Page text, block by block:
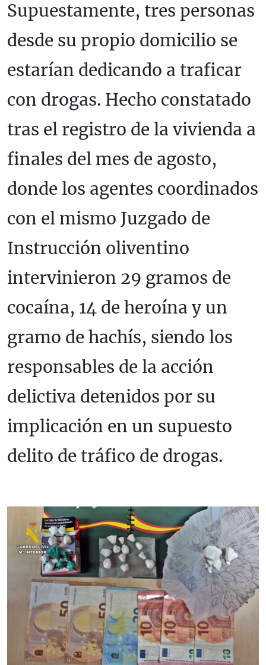
Supuestamente, tres personas
desde su propio domicilio se
estarían dedicando a traficar
con drogas. Hecho constatado
tras el registro de la vivienda a
finales del mes de agosto,
donde los agentes coordinados
con el mismo Juzgado de
Instrucción oliventino
intervinieron 29 gramos de
cocaína, 14 de heroína y un
gramo de hachís, siendo los
responsables de la acción
delictiva detenidos por su
implicación en un supuesto
delito de tráfico de drogas.